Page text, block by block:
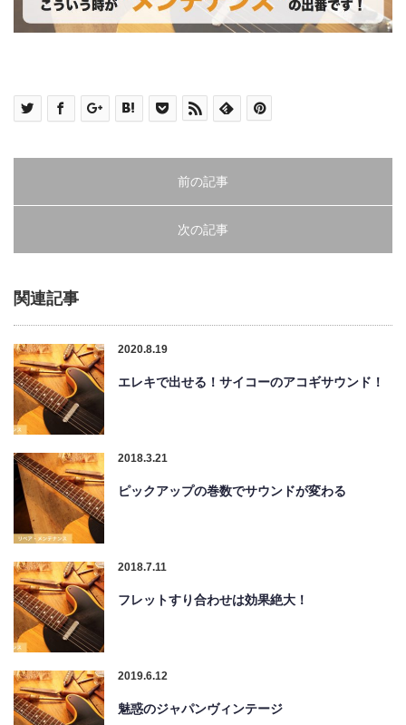
前の記事
次の記事
関連記事
2020.8.19
エレキで出せる！サイコーのアコギサウンド！
2018.3.21
ピックアップの巻数でサウンドが変わる
2018.7.11
フレットすり合わせは効果絶大！
2019.6.12
魅惑のジャパンヴィンテージ